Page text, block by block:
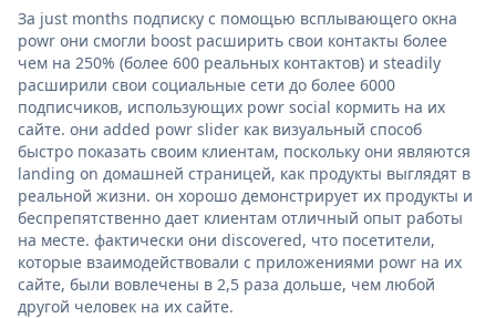
За just months подписку с помощью всплывающего окна
powr они смогли boost расширить свои контакты более
чем на 250% (более 600 реальных контактов) и steadily
расширили свои социальные сети до более 6000
подписчиков, использующих powr social кормить на их
сайте. они added powr slider как визуальный способ
быстро показать своим клиентам, поскольку они являются
landing on домашней страницей, как продукты выглядят в
реальной жизни. он хорошо демонстрирует их продукты и
беспрепятственно дает клиентам отличный опыт работы
на месте. фактически они discovered, что посетители,
которые взаимодействовали с приложениями powr на их
сайте, были вовлечены в 2,5 раза дольше, чем любой
другой человек на их сайте.